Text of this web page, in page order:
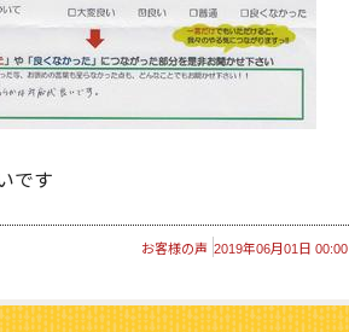
です
お客様の声 2019年06月01日 00:00